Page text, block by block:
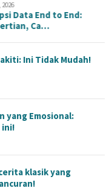
Data End to End:
Ca…
Ini Tidak Mudah!
yang Emosional:
ini!
klasik yang